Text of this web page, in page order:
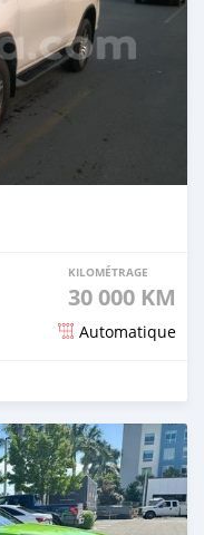
KILOMÉTRAGE
30 000 KM
Automatique